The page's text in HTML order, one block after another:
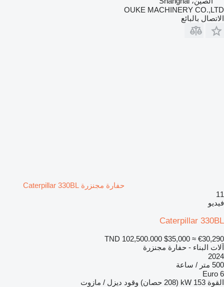
OUKE MACHINERY CO.,LTD
الاتصال بالبائع
حفارة مجنزرة Caterpillar 330BL
11
فيديو
Caterpillar 330BL
TND 102,500.000 $35,000 ≈ €30,290
آلات البناء - حفارة مجنزرة
2024
500 متر / ساعة
Euro 6
القوة 153 kW (208 حصان) وقود ديزل / مازوت